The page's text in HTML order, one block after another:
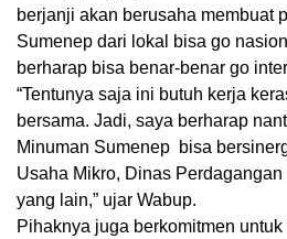
berjanji akan berusaha membuat
Sumenep dari lokal bisa go
berharap bisa benar-benar go
“Tentunya saja ini butuh kerja
bersama. Jadi, saya berharap
Minuman Sumenep bisa
Usaha Mikro, Dinas
yang lain,” ujar Wabup.
Pihaknya juga berkomitmen